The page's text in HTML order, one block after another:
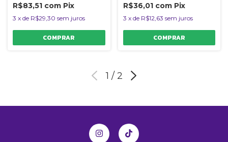
R$83,51 com Pix
3 x de R$29,30 sem juros
R$36,01 com Pix
3 x de R$12,63 sem juros
1 / 2